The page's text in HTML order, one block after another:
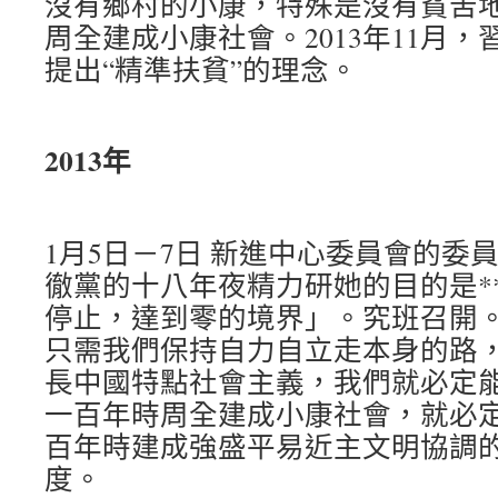
周全建成小康社會。2013年11月，
提出“精準扶貧”的理念。
2013年
1月5日－7日 新進中心委員會的委
徹黨的十八年夜精力研她的目的是
停止，達到零的境界」。究班召開
只需我們保持自力自立走本身的路
長中國特點社會主義，我們就必定
一百年時周全建成小康社會，就必
百年時建成強盛平易近主文明協調
度。